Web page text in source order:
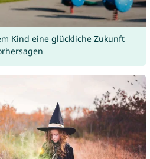
Kind eine glückliche Zukunft